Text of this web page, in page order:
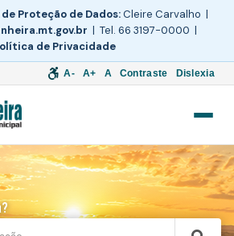
Proteção de Dados:Cleire Carvalho |
| Tel. 66 3197-0000 |
de Privacidade
A- A+ A Contraste Dislexia